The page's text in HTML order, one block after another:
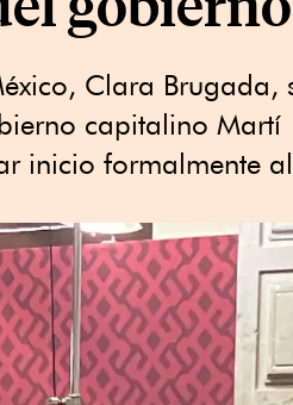
Clara Brugada,
capitalino Martí
inicio formalmente al